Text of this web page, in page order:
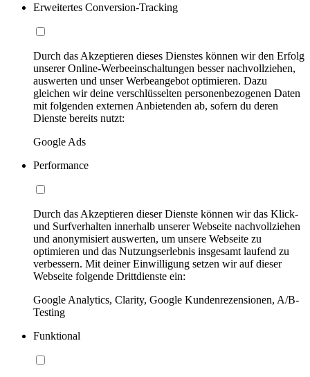
Erweitertes Conversion-Tracking
Durch das Akzeptieren dieses Dienstes können wir den Erfolg
unserer Online-Werbeeinschaltungen besser nachvollziehen,
auswerten und unser Werbeangebot optimieren. Dazu
gleichen wir deine verschlüsselten personenbezogenen Daten
mit folgenden externen Anbietenden ab, sofern du deren
Dienste bereits nutzt:
Google Ads
Performance
Durch das Akzeptieren dieser Dienste können wir das Klick-
und Surfverhalten innerhalb unserer Webseite nachvollziehen
und anonymisiert auswerten, um unsere Webseite zu
optimieren und das Nutzungserlebnis insgesamt laufend zu
verbessern. Mit deiner Einwilligung setzen wir auf dieser
Webseite folgende Drittdienste ein:
Google Analytics, Clarity, Google Kundenrezensionen, A/B-
Testing
Funktional